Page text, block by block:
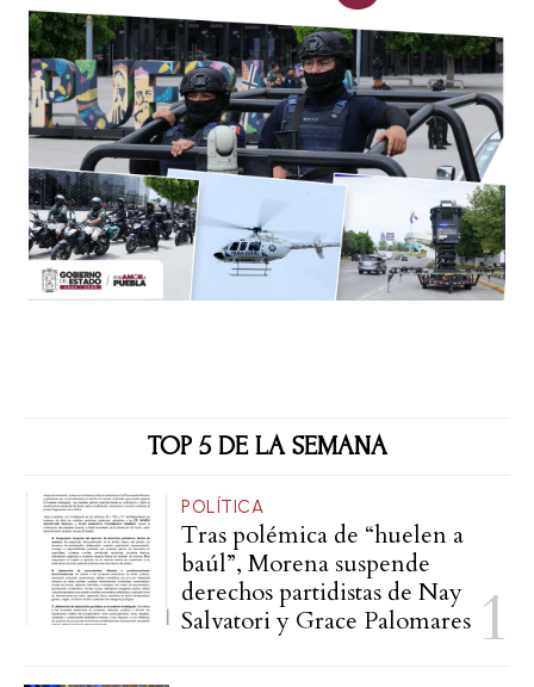
TOP 5 DE LA SEMANA
POLÍTICA
Tras polémica de “huelen a
baúl”, Morena suspende
derechos partidistas de Nay
Salvatori y Grace Palomares